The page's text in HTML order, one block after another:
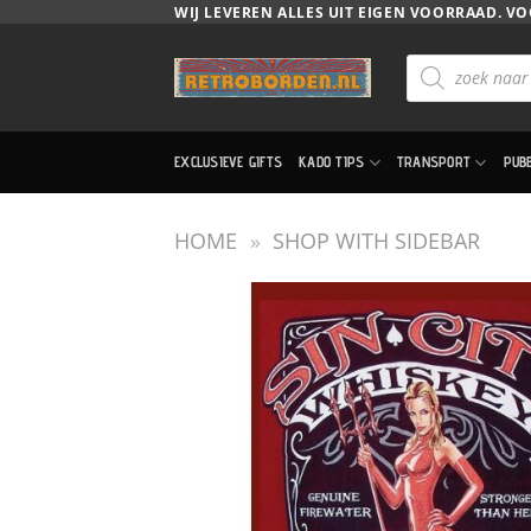
WIJ LEVEREN ALLES UIT EIGEN VOORRAAD.
Producten
zoeken
EXCLUSIEVE GIFTS KADO TIPS TRANSPORT
HOME » SHOP WITH SIDEBAR